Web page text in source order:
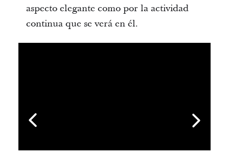
aspecto elegante como por la actividad
continua que se verá en él.